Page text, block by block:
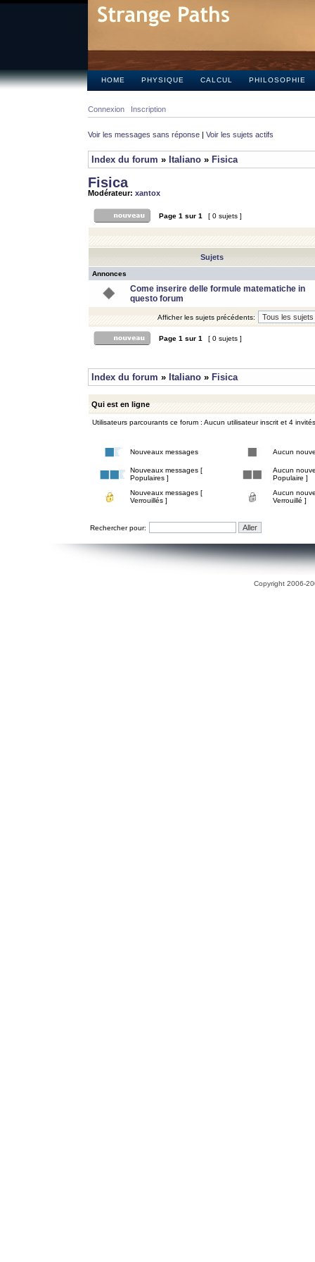
HOME PHYSIQUE CALCUL PHILOSOPHIE
Connexion Inscription
Voir les messages sans réponse | Voir les sujets actifs
Index du forum » Italiano » Fisica
Fisica
Modérateur: xantox
Page 1 sur 1 [ 0 sujets ]
Sujets
Annonces
Come inserire delle formule matematiche in
questo forum
Afficher les sujets précédents:
Page 1 sur 1 [ 0 sujets ]
Index du forum » Italiano » Fisica
Qui est en ligne
Utilisateurs parcourants ce forum : Aucun utilisateur inscrit et 4 invités
Nouveaux messages Aucun
Nouveaux messages [
Populaires ]
Aucun
Populaire ]
Nouveaux messages [
Verrouillés ]
Aucun
Verrouillé ]
Rechercher pour:
Copyright 2006-